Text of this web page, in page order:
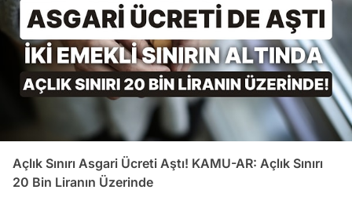
Açlık Sınırı Asgari Ücreti Aştı! KAMU-AR: Açlık Sınırı
20 Bin Liranın Üzerinde